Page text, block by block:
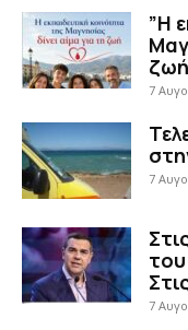
”Η
7
7
7